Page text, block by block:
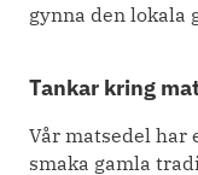
gynna den lokala
Tankar kring
Vår matsedel har
smaka gamla